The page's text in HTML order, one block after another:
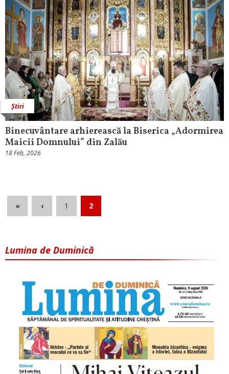
Știri
Binecuvântare arhierească la Biserica „Adormirea
Maicii Domnului” din Zalău
18 Feb, 2026
« ‹ 1 2
Lumina de Duminică